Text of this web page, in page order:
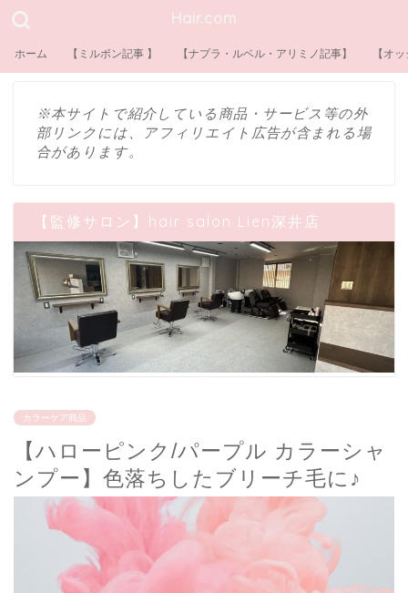
Hair.com
ホーム 【ミルボン記事 】 【ナプラ・ルベル・アリミノ記事】 【オ
※本サイトで紹介している商品・サービス等の外
部リンクには、アフィリエイト広告が含まれる場
合があります。
【監修サロン】hair salon Lien深井店
カラーケア商品
【ハローピンク/パープル カラーシャ
ンプー】色落ちしたブリーチ毛に♪